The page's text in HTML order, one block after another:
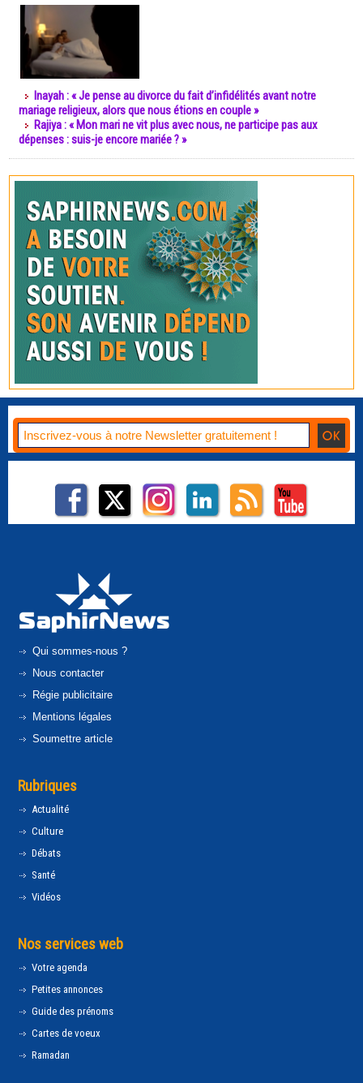
Inayah : « Je pense au divorce du fait d’infidélités avant notre
mariage religieux, alors que nous étions en couple »
Rajiya : « Mon mari ne vit plus avec nous, ne participe pas aux
dépenses : suis-je encore mariée ? »
Qui sommes-nous ?
Nous contacter
Régie publicitaire
Mentions légales
Soumettre article
Rubriques
Actualité
Culture
Débats
Santé
Vidéos
Nos services web
Votre agenda
Petites annonces
Guide des prénoms
Cartes de voeux
Ramadan